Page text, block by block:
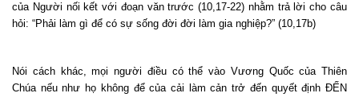
của Người nối kết với đoạn văn trước (10,17-22) nhằm trả lời cho câu
hỏi: “Phải làm gì để có sự sống đời đời làm gia nghiệp?” (10,17b)
Nói cách khác, mọi người điều có thể vào Vương Quốc của Thiên
Chúa nếu như họ không để của cải làm cản trở đến quyết định ĐẾN